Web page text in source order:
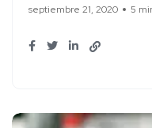
septiembre 21, 2020 5